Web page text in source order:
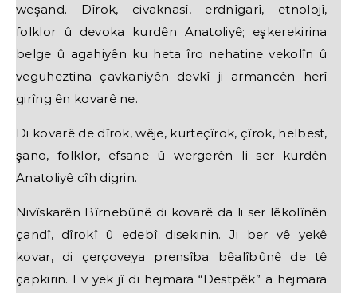
weşand. Dîrok, civaknasî, erdnîgarî, etnolojî,
folklor û devoka kurdên Anatoliyê; eşkerekirina
belge û agahiyên ku heta îro nehatine vekolîn û
veguheztina çavkaniyên devkî ji armancên herî
girîng ên kovarê ne.
Di kovarê de dîrok, wêje, kurteçîrok, çîrok, helbest,
şano, folklor, efsane û wergerên li ser kurdên
Anatoliyê cîh digrin.
Nivîskarên Bîrnebûnê di kovarê da li ser lêkolînên
çandî, dîrokî û edebî disekinin. Ji ber vê yekê
kovar, di çerçoveya prensîba bêalîbûnê de tê
çapkirin. Ev yek jî di hejmara “Destpêk” a hejmara